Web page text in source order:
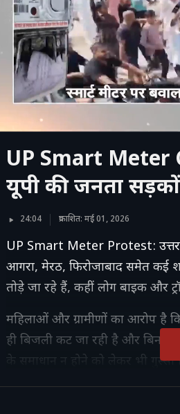
UP Smart Meter
यूपी की जनता
24:04 प्रकाशित: मई 01, 2026
UP Smart Meter Protest: उत्तर
आगरा, मेरठ, फिरोजाबाद समेत कई
तोड़े जा रहे हैं, कहीं लोग बाइक और
महिलाओं और ग्रामीणों का आरोप है
ही बिजली कट जा रही है और बिना
के समाधान न होने को लेकर भी गुस्सा
लगाने पर रोक लगाई है और जांच के